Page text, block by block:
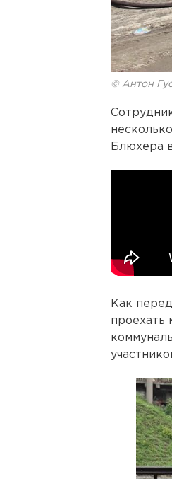
© Антон
Блюхера
Как
проехать